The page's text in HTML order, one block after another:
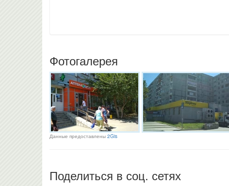
Фотогалерея
Данные предоставлены 2Gis
Поделиться в соц. сетях